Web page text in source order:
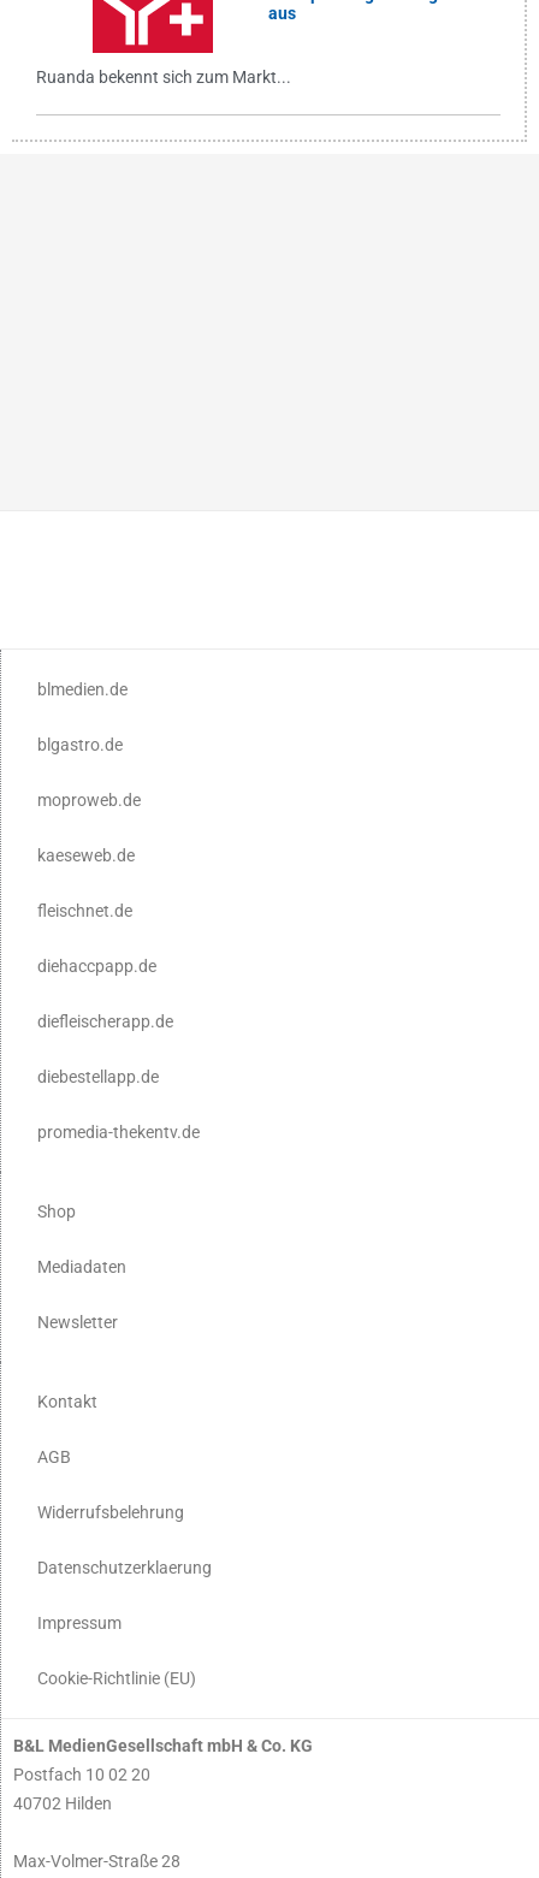
aus
Ruanda bekennt sich zum Markt...
blmedien.de
blgastro.de
moproweb.de
kaeseweb.de
fleischnet.de
diehaccpapp.de
diefleischerapp.de
diebestellapp.de
promedia-thekentv.de
Shop
Mediadaten
Newsletter
Kontakt
AGB
Widerrufsbelehrung
Datenschutzerklaerung
Impressum
Cookie-Richtlinie (EU)
B&L MedienGesellschaft mbH & Co. KG
Postfach 10 02 20
40702 Hilden
Max-Volmer-Straße 28